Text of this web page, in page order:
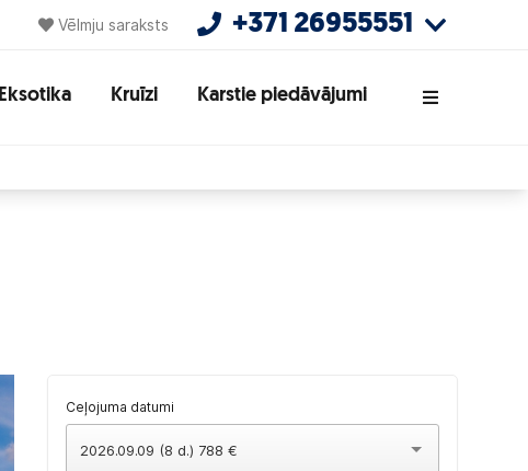
Vēlmju saraksts +371 26955551
Eksotika Kruīzi Karstie piedāvājumi
Ceļojuma datumi
2026.09.09 (8 d.) 788 €